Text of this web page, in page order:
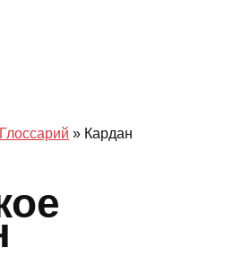
Глоссарий » Кардан